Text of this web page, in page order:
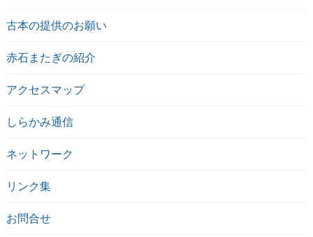
古本の提供のお願い
赤石またぎの紹介
アクセスマップ
しらかみ通信
ネットワーク
リンク集
お問合せ